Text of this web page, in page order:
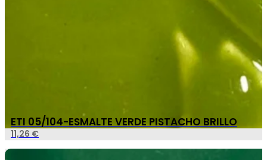
ETI 05/104-ESMALTE VERDE PISTACHO BRILLO
11,26 €